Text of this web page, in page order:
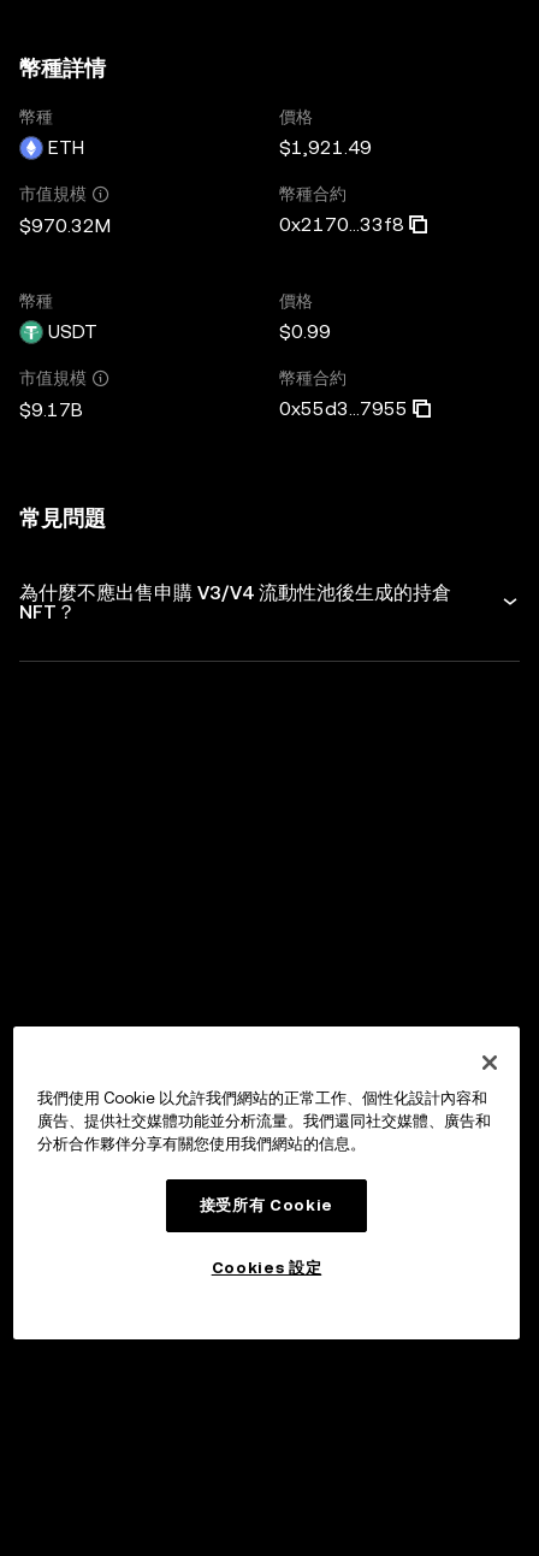
幣種詳情
幣種
ETH
價格
$1,921.49
市值規模
$970.32M
幣種合約
0x2170...33f8
幣種
USDT
價格
$0.99
市值規模
$9.17B
幣種合約
0x55d3...7955
常見問題
為什麼不應出售申購 V3/V4 流動性池後生成的持倉
NFT？
我們使用 Cookie 以允許我們網站的正常工作、個性化設計內容和
廣告、提供社交媒體功能並分析流量。我們還同社交媒體、廣告和
分析合作夥伴分享有關您使用我們網站的信息。
接受所有 Cookie
Cookies 設定